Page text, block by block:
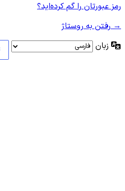
رمز عبورتان را گم کرده‌اید؟
→ رفتن به روستاژ
زبان